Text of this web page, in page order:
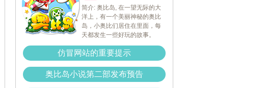
简介: 奥比岛, 在一望无际的大
洋上，有一个美丽神秘的奥比
岛，小奥比们居住在里面，每
天都发生一些好玩的故事。
仿冒网站的重要提示
奥比岛小说第二部发布预告